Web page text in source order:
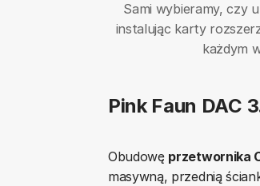
Sami wybieramy, czy
instalując karty
każdym
Pink Faun DAC
Obudowę przetwornika
masywną, przednią